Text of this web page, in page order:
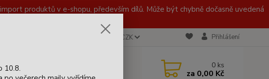
import produktů v e-shopu, především dílů. Může být chybně dočasně uvedená
CZK Přihlášení
9-16h
0 ks
za 0,00 Kč
10.8.